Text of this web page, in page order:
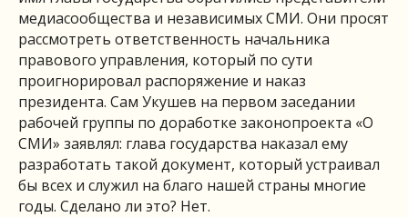
медиасообщества и независимых СМИ. Они просят
рассмотреть ответственность начальника
правового управления, который по сути
проигнорировал распоряжение и наказ
президента. Сам Укушев на первом заседании
рабочей группы по доработке законопроекта «О
СМИ» заявлял: глава государства наказал ему
разработать такой документ, который устраивал
бы всех и служил на благо нашей страны многие
годы. Сделано ли это? Нет.